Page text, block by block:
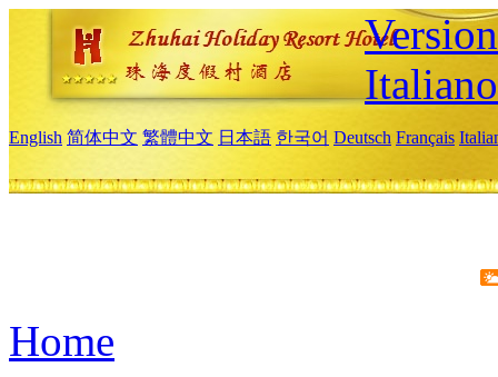
Italiano
English 简体中文 繁體中文 日本語 한국어 Deutsch Français
Home